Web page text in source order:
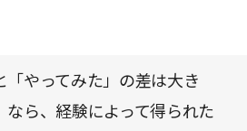
きことをわかりやすく記して
ップについて書き出してみる
い。
「やってみた」の差は大き
なら、経験によって得られた